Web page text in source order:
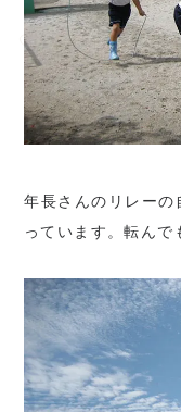
年長さんのリレ
っています。転んで